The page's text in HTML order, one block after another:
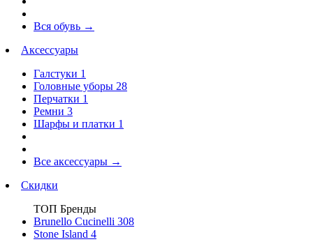
Вся обувь →
Аксессуары
Галстуки 1
Головные уборы 28
Перчатки 1
Ремни 3
Шарфы и платки 1
Все аксессуары →
Скидки
ТОП Бренды
Brunello Cucinelli 308
Stone Island 4